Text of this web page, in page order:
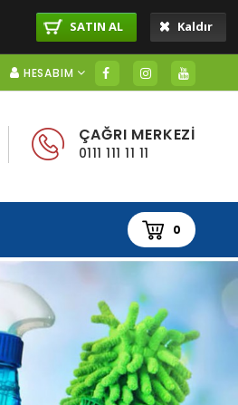
SATIN AL Kaldır